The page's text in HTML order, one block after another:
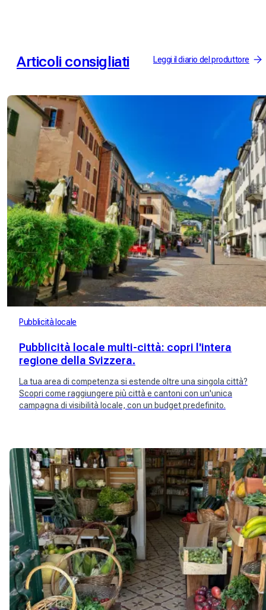
Articoli consigliati Leggi il diario del produttore
Pubblicità locale
Pubblicità locale multi-città: copri l'intera
regione della Svizzera.
La tua area di competenza si estende oltre una singola città?
Scopri come raggiungere più città e cantoni con un'unica
campagna di visibilità locale, con un budget predefinito.